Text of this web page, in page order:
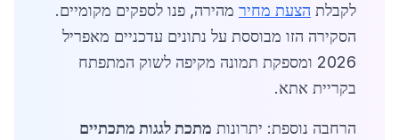
לקבלת הצעת מחיר מהירה, פנו לספקים מקומיים.
הסקירה הזו מבוססת על נתונים עדכניים מאפריל
2026 ומספקת תמונה מקיפה לשוק המתפתח
בקריית אתא.
הרחבה נוספת: יתרונות מתכת לגגות מתכתיים